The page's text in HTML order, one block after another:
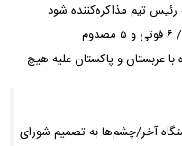
تیم مذاکره‌کننده شود
با عربستان و پاکستان علیه هیچ
آخر/چشم‌ها به تصمیم شورای